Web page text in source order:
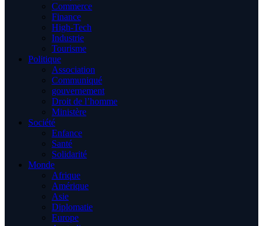
Commerce
Finance
High-Tech
Industrie
Tourisme
Politique
Association
Communiqué
gouvernement
Droit de l’homme
Ministère
Société
Enfance
Santé
Solidarité
Monde
Afrique
Amérique
Asie
Diplomatie
Europe